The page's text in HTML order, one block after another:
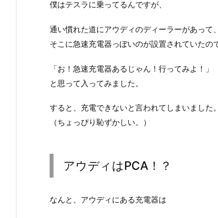
僕はテスラに乗ってるんですが、
通い慣れた道にアウディのディーラーがあって、
そこに急速充電器っぽいのが設置されていたので
「お！急速充電器あるじゃん！行ってみよ！」
と思って入ってみました。
すると、充電できないと言われてしまいました。
（ちょっぴり恥ずかしい。）
アウディはPCA！？
なんと、アウディにある充電器は